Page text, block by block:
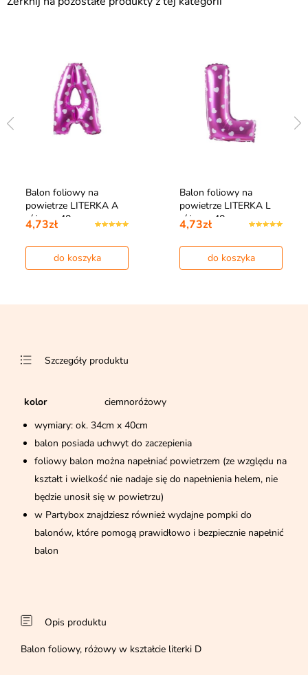
Balon foliowy na
powietrze LITERKA A
różowy 40cm
4,73zł
do koszyka
Balon foliowy na
powietrze LITERKA L
różowy 40cm
4,73zł
do koszyka
Szczegóły produktu
kolor
ciemnoróżowy
wymiary: ok. 34cm x 40cm
balon posiada uchwyt do zaczepienia
foliowy balon można napełniać powietrzem (ze względu na
kształt i wielkość nie nadaje się do napełnienia helem, nie
będzie unosił się w powietrzu)
w Partybox znajdziesz również wydajne pompki do
balonów, które pomogą prawidłowo i bezpiecznie napełnić
balon
Opis produktu
Balon foliowy, różowy w kształcie literki D